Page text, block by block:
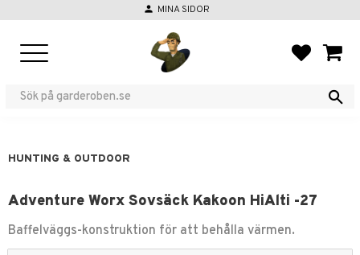
person MINA SIDOR
HUNTING & OUTDOOR
Adventure Worx Sovsäck Kakoon HiAlti -27
Baffelväggs-konstruktion för att behålla värmen.